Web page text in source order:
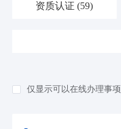
资质认证(59)
仅显示可以在线办理事项